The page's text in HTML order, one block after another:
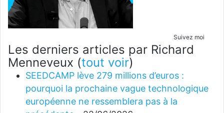
Suivez moi
Les derniers articles par Richard
Menneveux (tout voir)
SEEDCAMP lève 279 millions d’euros :
pourquoi la prochaine vague technologique
européenne ne ressemblera pas à la